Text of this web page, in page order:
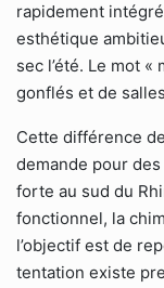
rapidement
esthétique
sec l’été. Le mot «
gonflés et de
Cette différence
demande pour
forte au sud du
fonctionnel, la
l’objectif est de
tentation existe